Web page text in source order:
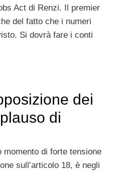
Act di Renzi. Il premier
del fatto che i numeri
Si dovrà fare i conti
dei
di
momento di forte tensione
sull’articolo 18, è negli